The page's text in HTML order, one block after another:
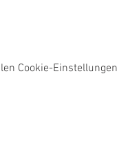
Cookie-